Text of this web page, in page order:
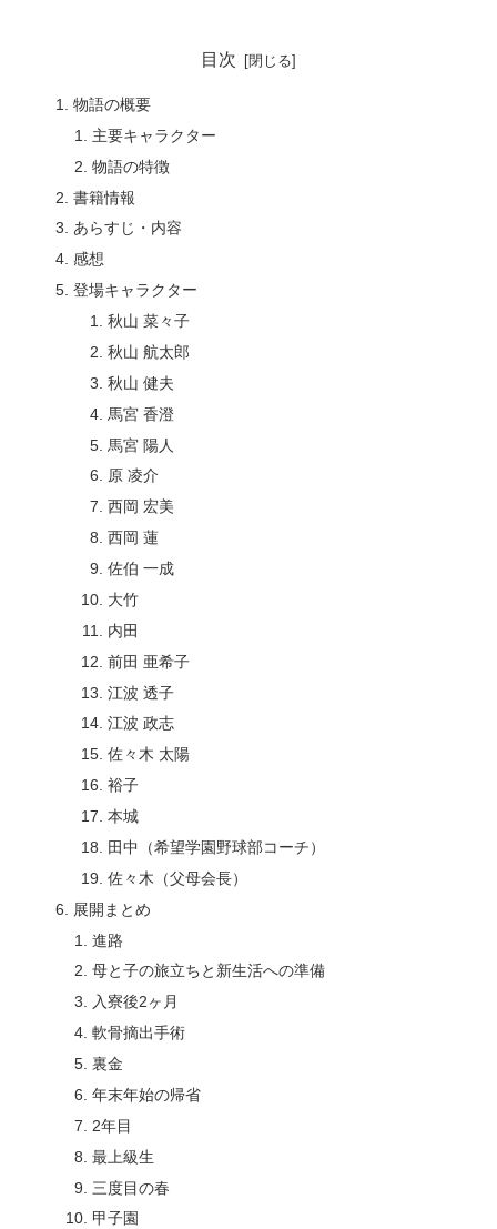
目次
物語の概要
主要キャラクター
物語の特徴
書籍情報
あらすじ・内容
感想
登場キャラクター
秋山 菜々子
秋山 航太郎
秋山 健夫
馬宮 香澄
馬宮 陽人
原 凌介
西岡 宏美
西岡 蓮
佐伯 一成
大竹
内田
前田 亜希子
江波 透子
江波 政志
佐々木 太陽
裕子
本城
田中（希望学園野球部コーチ）
佐々木（父母会長）
展開まとめ
進路
母と子の旅立ちと新生活への準備
入寮後2ヶ月
軟骨摘出手術
裏金
年末年始の帰省
2年目
最上級生
三度目の春
甲子園